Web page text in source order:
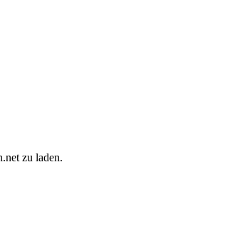
zu laden.